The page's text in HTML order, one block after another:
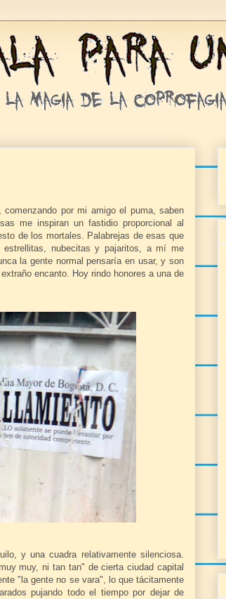
por mi amigo el puma, saben
me inspiran un fastidio proporcional al
de los mortales. Palabrejas de esas que
estrellitas, nubecitas y pajaritos, a mí me
la gente normal pensaría en usar, y son
encanto. Hoy rindo honores a una de
y una cuadra relativamente silenciosa.
muy, ni tan tan" de cierta ciudad capital
"la gente no se vara", lo que tácitamente
pujando todo el tiempo por dejar de